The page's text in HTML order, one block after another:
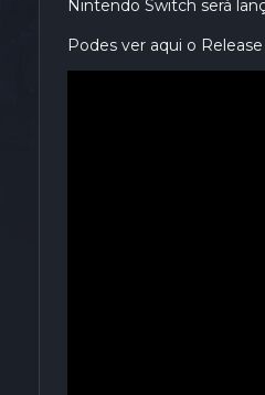
Nintendo Switch será
Podes ver aqui o Release